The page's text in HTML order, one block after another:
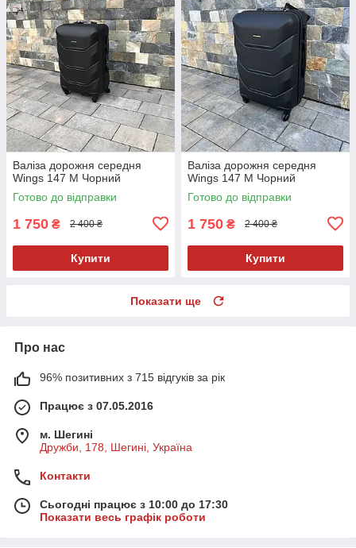
Валіза дорожня середня
Wings 147 M Чорний
Готово до відправки
1 750 ₴ 2 400 ₴
Купити
Валіза дорожня середня
Wings 147 M Чорний
Готово до відправки
1 750 ₴ 2 400 ₴
Купити
Показати ще
Про нас
96% позитивних з 715 відгуків за рік
Працює з 07.05.2016
м. Шегині
Дружби, 178, Шегині, Україна
Контакти
Сьогодні працює з 10:00 до 17:30
Показати весь графік роботи